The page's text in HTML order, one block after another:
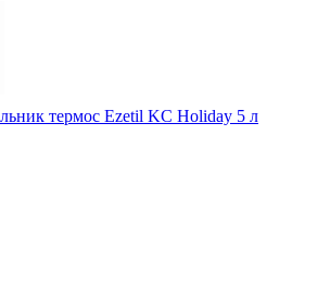
термос Ezetil KC Holiday 5 л